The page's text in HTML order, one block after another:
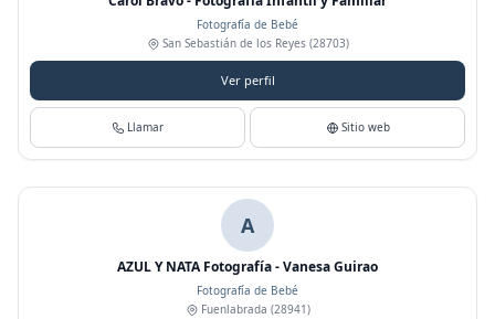
Fotografía de Bebé
San Sebastián de los Reyes(28703)
Ver perfil
Llamar Sitio web
A
AZUL Y NATA Fotografía - Vanesa Guirao
Fotografía de Bebé
Fuenlabrada (28941)